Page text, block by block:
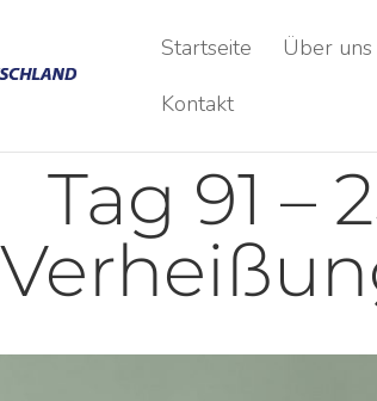
Startseite Über uns
Kontakt
Tag 91 –